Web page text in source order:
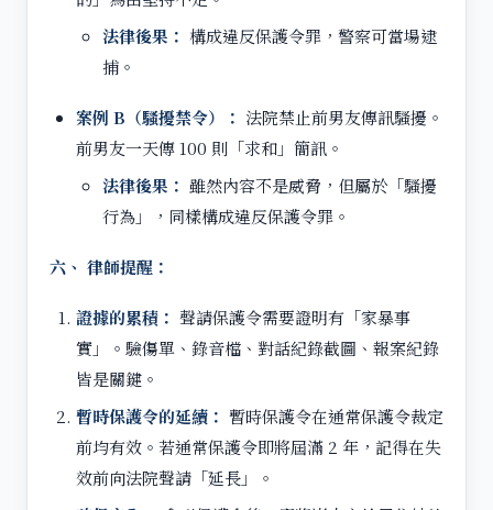
法律後果： 構成違反保護令罪，警察可當場逮
捕。
案例 B（騷擾禁令）： 法院禁止前男友傳訊騷擾。
前男友一天傳 100 則「求和」簡訊。
法律後果： 雖然內容不是威脅，但屬於「騷擾
行為」，同樣構成違反保護令罪。
六、 律師提醒：
證據的累積： 聲請保護令需要證明有「家暴事
實」。驗傷單、錄音檔、對話紀錄截圖、報案紀錄
皆是關鍵。
暫時保護令的延續： 暫時保護令在通常保護令裁定
前均有效。若通常保護令即將屆滿 2 年，記得在失
效前向法院聲請「延長」。